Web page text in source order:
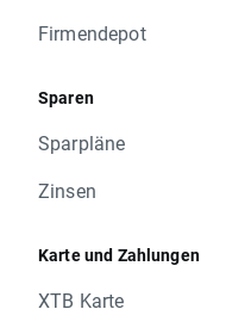
Firmendepot
Sparen
Sparpläne
Zinsen
Karte und Zahlungen
XTB Karte